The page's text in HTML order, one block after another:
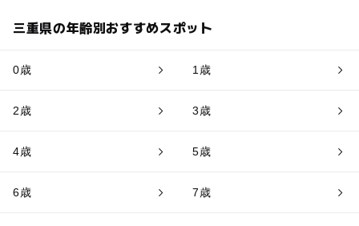
三重県の年齢別おすすめスポット
0歳 1歳
2歳 3歳
4歳 5歳
6歳 7歳